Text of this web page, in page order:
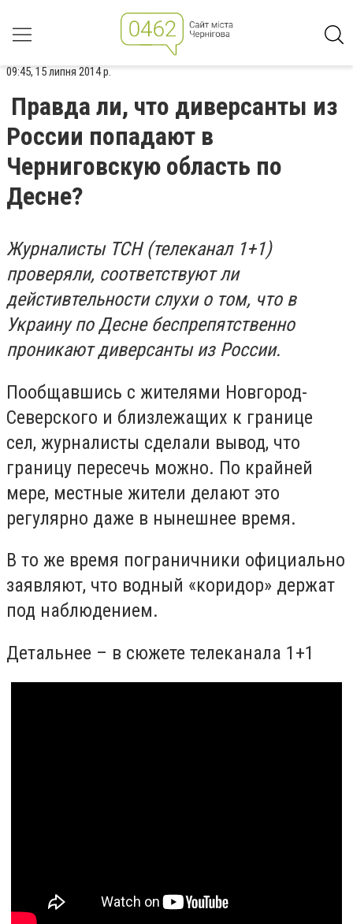
09:45, 15 липня 2014 р.
Правда ли, что диверсанты из
России попадают в
Черниговскую область по
Десне?
Журналисты ТСН (телеканал 1+1)
проверяли, соответствуют ли
дейстивтельности слухи о том, что в
Украину по Десне беспрепятственно
проникают диверсанты из России.
Пообщавшись с жителями Новгород-
Северского и близлежащих к границе
сел, журналисты сделали вывод, что
границу пересечь можно. По крайней
мере, местные жители делают это
регулярно даже в нынешнее время.
В то же время пограничники официально
заявляют, что водный «коридор» держат
под наблюдением.
Детальнее – в сюжете телеканала 1+1